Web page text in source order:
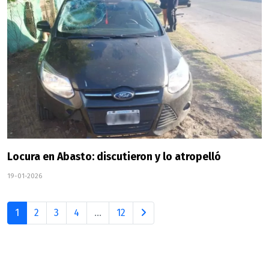
Locura en Abasto: discutieron y lo atropelló
19-01-2026
1 2 3 4 ... 12